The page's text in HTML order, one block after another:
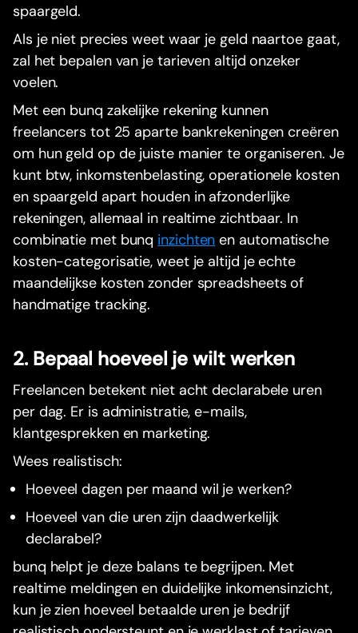
spaargeld.
Als je niet precies weet waar je geld naartoe gaat,
zal het bepalen van je tarieven altijd onzeker
voelen.
Met een bunq zakelijke rekening kunnen
freelancers tot 25 aparte bankrekeningen creëren
om hun geld op de juiste manier te organiseren. Je
kunt btw, inkomstenbelasting, operationele kosten
en spaargeld apart houden in afzonderlijke
rekeningen, allemaal in realtime zichtbaar. In
combinatie met bunq inzichten en automatische
kosten-categorisatie, weet je altijd je echte
maandelijkse kosten zonder spreadsheets of
handmatige tracking.
2. Bepaal hoeveel je wilt werken
Freelancen betekent niet acht declarabele uren
per dag. Er is administratie, e-mails,
klantgesprekken en marketing.
Wees realistisch:
Hoeveel dagen per maand wil je werken?
Hoeveel van die uren zijn daadwerkelijk
declarabel?
bunq helpt je deze balans te begrijpen. Met
realtime meldingen en duidelijke inkomensinzicht,
kun je zien hoeveel betaalde uren je bedrijf